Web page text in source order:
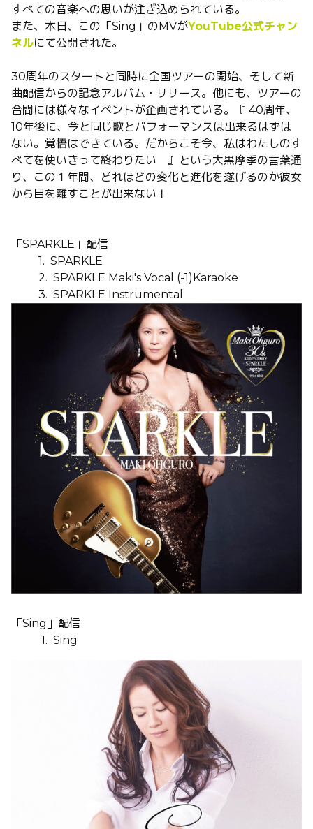
すべての音楽への思いが注ぎ込められている。
また、本日、この「Sing 」のMVがYouTube公式チャン
ネルにて公開された。
30周年のスタートと同時に全国ツアーの開始、そして新
曲配信からの記念アルバム・リリース。他にも、ツアーの
合間には様々なイベントが企画されている。『 40周年、
10年後に、今と同じ歌とパフォーマンスは出来るはずは
ない。覚悟はできている。だからこそ今、私はわたしのす
べてを使いきって終わりたい 』という大黒摩季の言葉通
り、この１年間、どれほどの変化と進化を遂げるのか彼女
から目を離すことが出来ない！
「SPARKLE 」配信
1. SPARKLE
2. SPARKLE Maki's Vocal (-1)Karaoke
3. SPARKLE Instrumental
「Sing 」配信
1. Sing